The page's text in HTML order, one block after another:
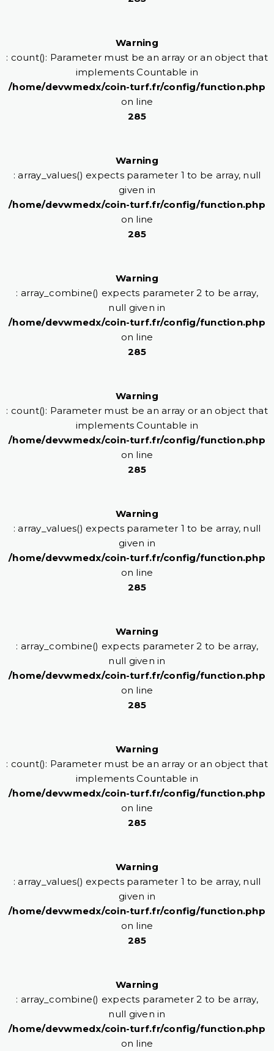
Warning
: count(): Parameter must be an array or an object that
implements Countable in
/home/devwmedx/coin-turf.fr/config/function.php
on line
285
Warning
: array_values() expects parameter 1 to be array, null
given in
/home/devwmedx/coin-turf.fr/config/function.php
on line
285
Warning
: array_combine() expects parameter 2 to be array,
null given in
/home/devwmedx/coin-turf.fr/config/function.php
on line
285
Warning
: count(): Parameter must be an array or an object that
implements Countable in
/home/devwmedx/coin-turf.fr/config/function.php
on line
285
Warning
: array_values() expects parameter 1 to be array, null
given in
/home/devwmedx/coin-turf.fr/config/function.php
on line
285
Warning
: array_combine() expects parameter 2 to be array,
null given in
/home/devwmedx/coin-turf.fr/config/function.php
on line
285
Warning
: count(): Parameter must be an array or an object that
implements Countable in
/home/devwmedx/coin-turf.fr/config/function.php
on line
285
Warning
: array_values() expects parameter 1 to be array, null
given in
/home/devwmedx/coin-turf.fr/config/function.php
on line
285
Warning
: array_combine() expects parameter 2 to be array,
null given in
/home/devwmedx/coin-turf.fr/config/function.php
on line